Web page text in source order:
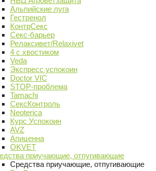
Альпийские луга
Гестренол
КонтрСекс
Секс-барьер
Релаксивет/Relaxivet
4 с хвостиком
Veda
Экспресс успокоин
Doctor VIC
STOP-проблема
Tamachi
СексКонтроль
Neoterica
Курс Успокоин
AVZ
Апиценна
OKVET
приучающие, отпугивающие
Средства приучающие, отпугивающие